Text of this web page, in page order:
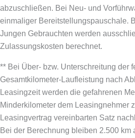
abzuschließen. Bei Neu- und
einmaliger Bereitstellungspauschale.
Jungen Gebrauchten werden
Zulassungskosten berechnet.
** Bei Über- bzw. Unterschreitung der
Gesamtkilometer-Laufleistung nach
Leasingzeit werden die gefahrenen
Minderkilometer dem Leasingnehmer
Leasingvertrag vereinbarten Satz
Bei der Berechnung bleiben 2.500 km